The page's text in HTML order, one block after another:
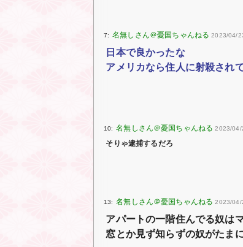
7: 2023/04/
日本で良かったな
アメリカなら住人に射殺され
10: 2023/04/
そりゃ逮捕するだろ
13: 2023/04/
アパートの一階住んでる奴は
窓とか見ず知らずの奴がたま